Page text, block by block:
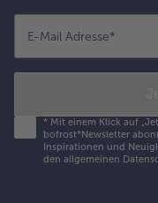
E-Mail Adresse*
* Mit einem Klick auf
bofrost*Newsletter
Inspirationen und
den allgemeinen